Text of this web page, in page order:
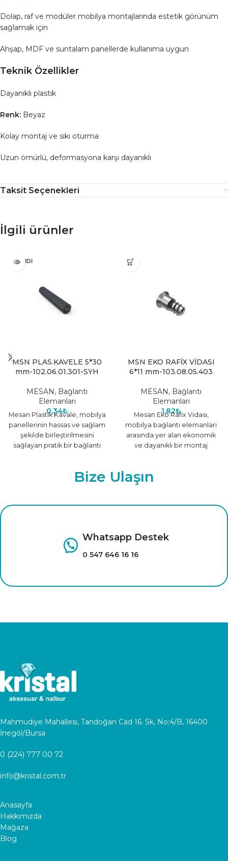
Dolap, raf ve modüler mobilya montajlarında estetik görünüm
sağlamak için
Ahşap, MDF ve suntalam panellerde kullanıma uygun
Teknik Özellikler
Dayanıklı plastik
Renk: Beyaz
Kolay montaj ve sıkı oturma
Uzun ömürlü, deformasyona karşı dayanıklı
Taksit Seçenekleri
İlgili ürünler
TÜKENDI
MSN PLAS.KAVELE 5*30
mm-102.06.01.301-SYH
MESAN, Bağlantı
Elemanları
0,34₺
Mesan Plastik Kavale, mobilya
panellerinin hassas ve sağlam
şekilde birleştirilmesini
sağlayan pratik bir bağlantı
MSN EKO RAFİX VİDASI
6*11 mm-103.08.05.403
MESAN, Bağlantı
Elemanları
1,82₺
Mesan Eko Rafix Vidası,
mobilya bağlantı elemanları
arasında yer alan ekonomik
ve dayanıklı bir montaj
Bize Ulaşın
Whatsapp Destek
0 547 646 16 16
Mahmudiye Mahallesi, Tandoğan Cad 16. Sk, No:4/B, 16400
İnegöl/Bursa
0 (224) 777 00 72
info@kristal.com.tr
Anasayfa
Hakkımızda
Mağaza
Blog